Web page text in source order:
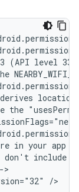
(API
derives location
the
in your app
don't include